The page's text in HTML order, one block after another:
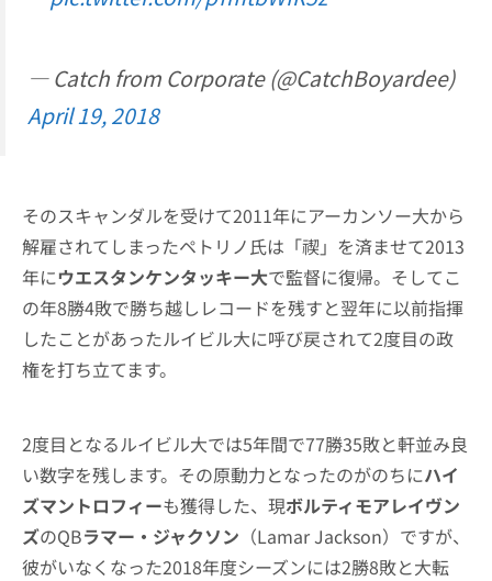
— Catch from Corporate (@CatchBoyardee)
April 19, 2018
そのスキャンダルを受けて2011年にアーカンソー大から
解雇されてしまったペトリノ氏は「禊」を済ませて2013
年にウエスタンケンタッキー大で監督に復帰。そしてこ
の年8勝4敗で勝ち越しレコードを残すと翌年に以前指揮
したことがあったルイビル大に呼び戻されて2度目の政
権を打ち立てます。
2度目となるルイビル大では5年間で77勝35敗と軒並み良
い数字を残します。その原動力となったのがのちにハイ
ズマントロフィーも獲得した、現ボルティモアレイヴン
ズのQBラマー・ジャクソン （Lamar Jackson）ですが、
彼がいなくなった2018年度シーズンには2勝8敗と大転